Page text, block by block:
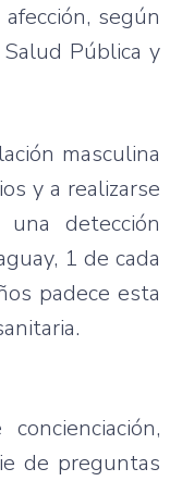
según
Pública y
masculina
y a realizarse
detección
1 de cada
padece esta
de preguntas